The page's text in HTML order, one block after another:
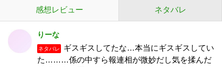
感想レビュー ネタバレ
りーな
ネタバレ
ギスギスしてたな…本当にギスギスしてい
た………係の中すら報連相が微妙だし気を揉んだ